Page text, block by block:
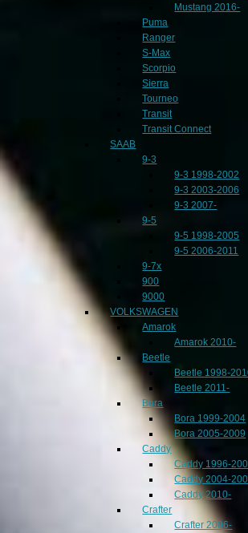
Mustang 2016-
Puma
Ranger
S-Max
Scorpio
Sierra
Tourneo
Transit
Transit Connect
SAAB
9-3
9-3 1998-2002
9-3 2003-2006
9-3 2007-
9-5
9-5 1998-2005
9-5 2006-2011
9-7x
900
9000
VOLKSWAGEN
Amarok
Amarok 2010-
Beetle
Beetle 1998-
Beetle 2011-
Bora
Bora 1999-2004
Bora 2005-2009
Caddy
Caddy 1996-
Caddy 2004-
Caddy 2010-
Crafter
Crafter 2006-